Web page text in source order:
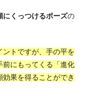
にくっつけるポーズの
ントですが、手の平を
前にもってくる「進化
果を得ることができ